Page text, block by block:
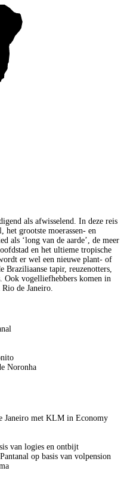
als afwisselend. In deze reis
het grootste moerassen- en
als ‘long van de aarde’, de meer
en het ultieme tropische
er wel een nieuwe plant- of
Braziliaanse tapir, reuzenotters,
Ook vogelliefhebbers komen in
de Janeiro.
Noronha
Janeiro met KLM in Economy
van logies en ontbijt
op basis van volpension